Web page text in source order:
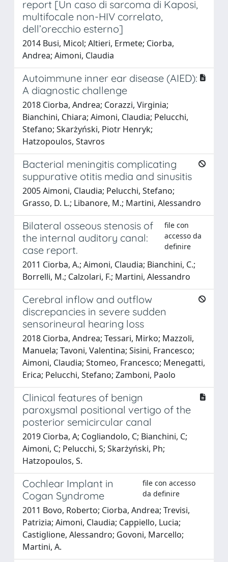
report [Un caso di sarcoma di Kaposi,
multifocale non-HIV correlato,
dell’orecchio esterno]
2014 Busi, Micol; Altieri, Ermete; Ciorba,
Andrea; Aimoni, Claudia
Autoimmune inner ear disease (AIED):
A diagnostic challenge
2018 Ciorba, Andrea; Corazzi, Virginia;
Bianchini, Chiara; Aimoni, Claudia; Pelucchi,
Stefano; Skarżyński, Piotr Henryk;
Hatzopoulos, Stavros
Bacterial meningitis complicating
suppurative otitis media and sinusitis
2005 Aimoni, Claudia; Pelucchi, Stefano;
Grasso, D. L.; Libanore, M.; Martini, Alessandro
Bilateral osseous stenosis of
the internal auditory canal:
case report.
file con
accesso da
definire
2011 Ciorba, A.; Aimoni, Claudia; Bianchini, C.;
Borrelli, M.; Calzolari, F.; Martini, Alessandro
Cerebral inflow and outflow
discrepancies in severe sudden
sensorineural hearing loss
2018 Ciorba, Andrea; Tessari, Mirko; Mazzoli,
Manuela; Tavoni, Valentina; Sisini, Francesco;
Aimoni, Claudia; Stomeo, Francesco; Menegatti,
Erica; Pelucchi, Stefano; Zamboni, Paolo
Clinical features of benign
paroxysmal positional vertigo of the
posterior semicircular canal
2019 Ciorba, A; Cogliandolo, C; Bianchini, C;
Aimoni, C; Pelucchi, S; Skarżyński, Ph;
Hatzopoulos, S.
Cochlear Implant in
Cogan Syndrome
file con accesso
da definire
2011 Bovo, Roberto; Ciorba, Andrea; Trevisi,
Patrizia; Aimoni, Claudia; Cappiello, Lucia;
Castiglione, Alessandro; Govoni, Marcello;
Martini, A.